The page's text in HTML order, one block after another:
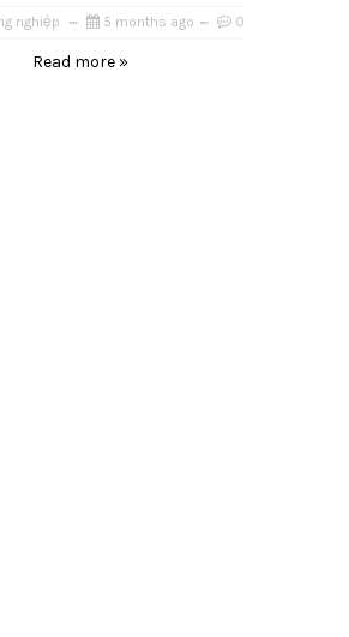
nghiệp 5 months ago 0
Read more »